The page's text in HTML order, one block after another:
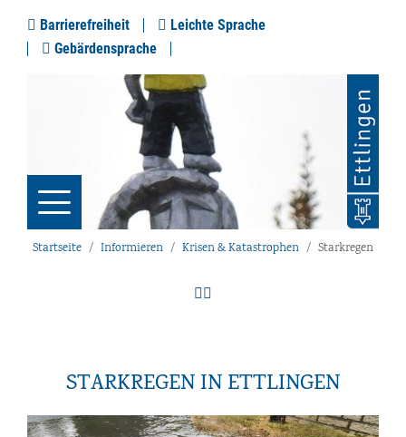
Barrierefreiheit
Leichte Sprache
Gebärdensprache
Startseite Informieren Krisen & Katastrophen Starkregen
STARKREGEN IN ETTLINGEN